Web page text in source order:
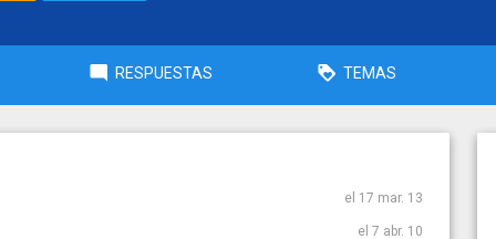
RESPUESTAS TEMAS
el 17 mar. 13
el 7 abr. 10